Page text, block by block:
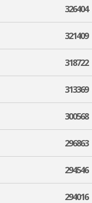
326404
321409
318722
313369
300568
296863
294546
294016